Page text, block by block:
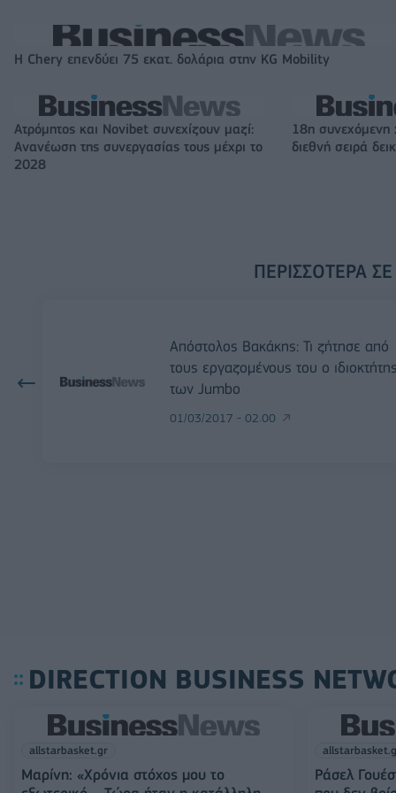
Η Chery επενδύει 75 εκατ. δολάρια στην KG Mobility
Ατρόμητος και Novibet συνεχίζουν μαζί:
Ανανέωση της συνεργασίας τους μέχρι το
2028
18η συνεχόμενη
διεθνή σειρά
ΠΕΡΙΣΣΌΤΕΡΑ
Απόστολος Βακάκης: Τι ζήτησε από
τους εργαζομένους του ο ιδιοκτήτης
των Jumbo
01/03/2017 - 02:00
DIRECTION BUSINESS
allstarbasket.gr
Μαρίνη: «Χρόνια στόχος μου το
Ράσελ